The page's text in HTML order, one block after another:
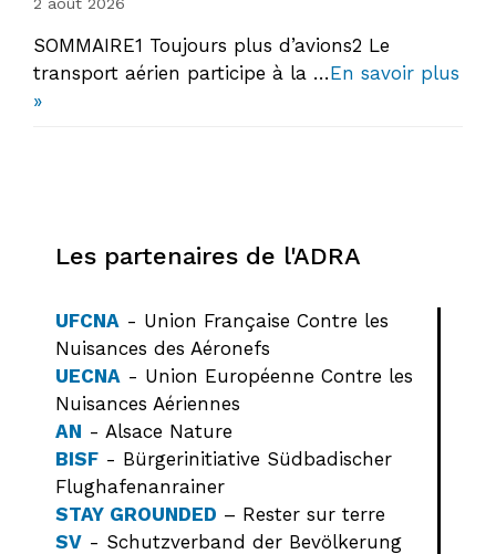
2 août 2026
SOMMAIRE1 Toujours plus d’avions2 Le
transport aérien participe à la …En savoir plus
»
Les partenaires de l'ADRA
UFCNA - Union Française Contre les
Nuisances des Aéronefs
UECNA - Union Européenne Contre les
Nuisances Aériennes
AN - Alsace Nature
BISF - Bürgerinitiative Südbadischer
Flughafenanrainer
STAY GROUNDED – Rester sur terre
SV - Schutzverband der Bevölkerung